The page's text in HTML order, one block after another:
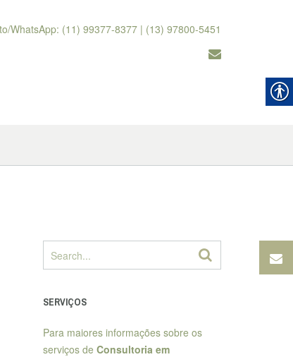
WhatsApp: (11) 99377-8377 | (13) 97800-5451
SERVIÇOS
Para maiores informações sobre os
serviços de Consultoria em